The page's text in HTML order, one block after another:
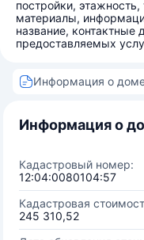
постройки,
материалы,
название, контактные
предоставляемых
Информация о
Информация о
Кадастровый номер:
12:04:0080104:57
Кадастровая
245 310,52